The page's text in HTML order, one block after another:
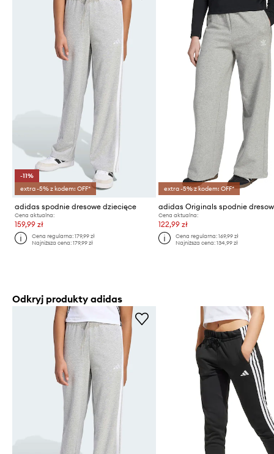
-11%
extra -5% z kodem: OFF*
adidas spodnie dresowe dziecięce
Cena aktualna:
159,99 zł
Cena regularna:179,99 zł
Najniższa cena:179,99 zł
extra -5% z kodem: OFF*
Cena aktualna:
122,99 zł
Cena regularna: 169,99 zł
Najniższa cena: 134,99 zł
Odkryj produkty adidas